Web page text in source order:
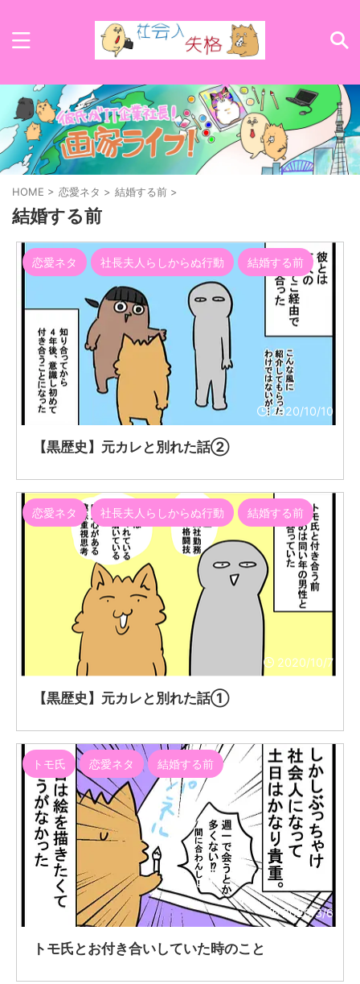
HOME > 恋愛ネタ > 結婚する前 >
結婚する前
2020/10/10
恋愛ネタ 社長夫人らしからぬ行動 結婚する前
【黒歴史】元カレと別れた話②
2020/10/7
恋愛ネタ 社長夫人らしからぬ行動 結婚する前
【黒歴史】元カレと別れた話①
2020/3/6
トモ氏 恋愛ネタ 結婚する前
トモ氏とお付き合いしていた時のこと